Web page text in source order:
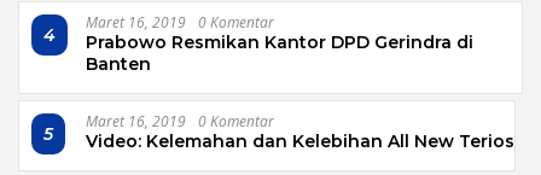
4
Maret 16, 2019 0 Komentar
Prabowo Resmikan Kantor DPD Gerindra di
Banten
5
Maret 16, 2019 0 Komentar
Video: Kelemahan dan Kelebihan All New Terios